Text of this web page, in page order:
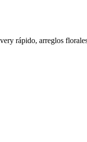
rápido, arreglos